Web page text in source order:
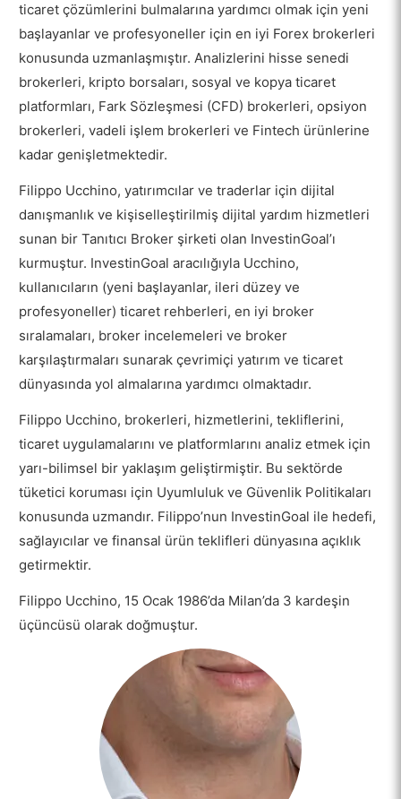
ticaret çözümlerini bulmalarına yardımcı olmak için yeni
başlayanlar ve profesyoneller için en iyi Forex brokerleri
konusunda uzmanlaşmıştır. Analizlerini hisse senedi
brokerleri, kripto borsaları, sosyal ve kopya ticaret
platformları, Fark Sözleşmesi (CFD) brokerleri, opsiyon
brokerleri, vadeli işlem brokerleri ve Fintech ürünlerine
kadar genişletmektedir.
Filippo Ucchino, yatırımcılar ve traderlar için dijital
danışmanlık ve kişiselleştirilmiş dijital yardım hizmetleri
sunan bir Tanıtıcı Broker şirketi olan InvestinGoal’ı
kurmuştur. InvestinGoal aracılığıyla Ucchino,
kullanıcıların (yeni başlayanlar, ileri düzey ve
profesyoneller) ticaret rehberleri, en iyi broker
sıralamaları, broker incelemeleri ve broker
karşılaştırmaları sunarak çevrimiçi yatırım ve ticaret
dünyasında yol almalarına yardımcı olmaktadır.
Filippo Ucchino, brokerleri, hizmetlerini, tekliflerini,
ticaret uygulamalarını ve platformlarını analiz etmek için
yarı-bilimsel bir yaklaşım geliştirmiştir. Bu sektörde
tüketici koruması için Uyumluluk ve Güvenlik Politikaları
konusunda uzmandır. Filippo’nun InvestinGoal ile hedefi,
sağlayıcılar ve finansal ürün teklifleri dünyasına açıklık
getirmektir.
Filippo Ucchino, 15 Ocak 1986’da Milan’da 3 kardeşin
üçüncüsü olarak doğmuştur.